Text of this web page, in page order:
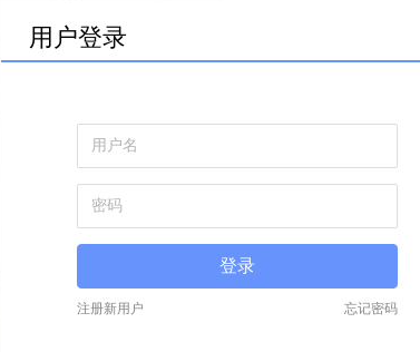
登录
忘记密码
注册新用户
用户登录